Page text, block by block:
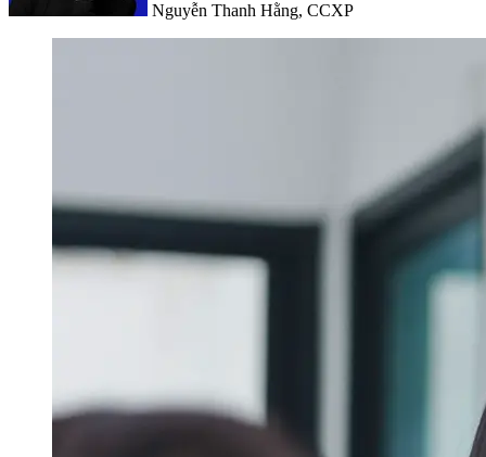
Nguyễn Thanh Hằng, CCXP